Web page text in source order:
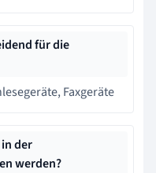
für die
Faxgeräte
der
werden?